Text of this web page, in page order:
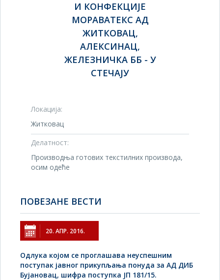
И КОНФЕКЦИЈЕ
МОРАВАТЕКС АД
ЖИТКОВАЦ,
АЛЕКСИНАЦ,
ЖЕЛЕЗНИЧКА ББ - У
СТЕЧАЈУ
Локација:
Житковац
Делатност:
Производња готових текстилних производа,
осим одеће
ПОВЕЗАНЕ ВЕСТИ
20. АПР. 2016.
Одлука којом се проглашава неуспешним
поступак јавног прикупљања понуда за АД ДИБ
Бујановац, шифра поступка ЈП 181/15.